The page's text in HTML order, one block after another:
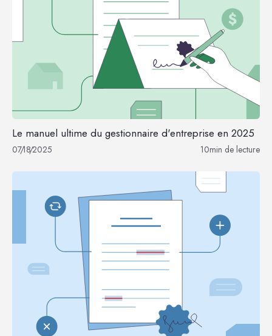
Le manuel ultime du gestionnaire d'entreprise en 2025
07/18/2025 10min de lecture